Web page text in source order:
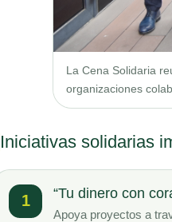
La Cena Solidaria
organizaciones
Iniciativas solidarias
1 “Tu dinero con
Apoya proyectos a